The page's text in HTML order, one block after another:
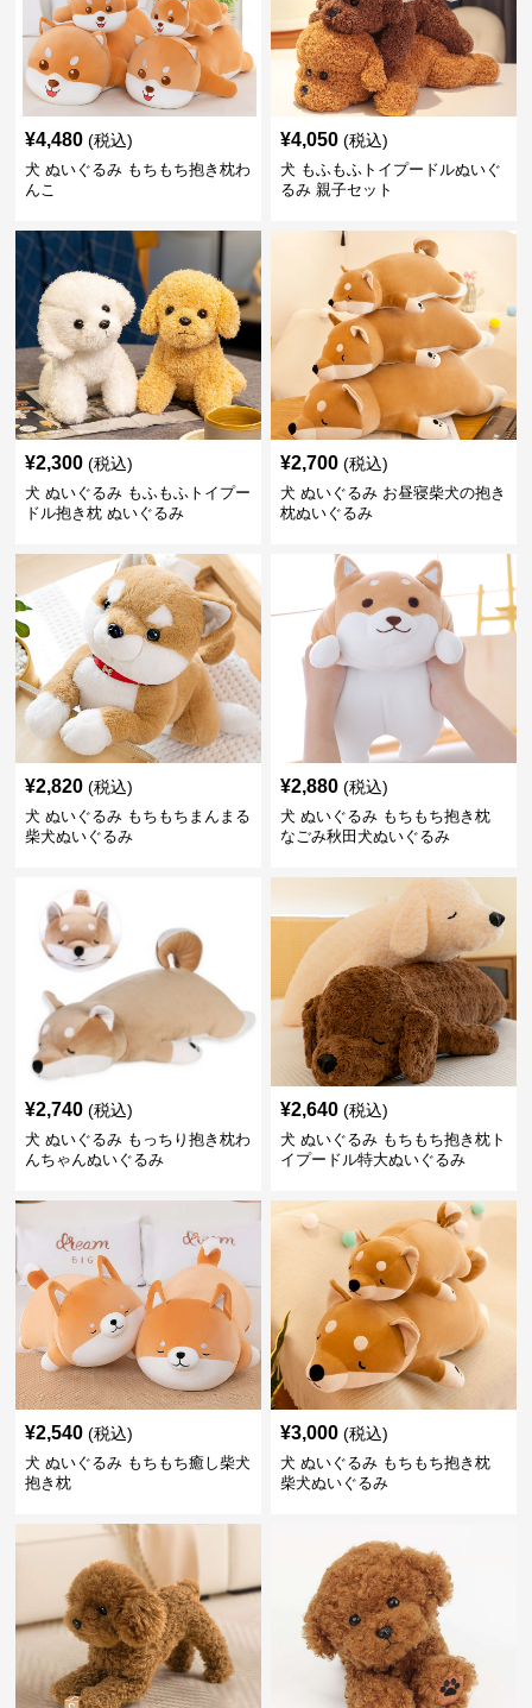
¥4,480 (税込)
犬 ぬいぐるみ もちもち抱き枕わ
んこ
¥4,050 (税込)
犬 もふもふトイプードルぬいぐ
るみ 親子セット
¥2,300 (税込)
犬 ぬいぐるみ もふもふトイプー
ドル抱き枕 ぬいぐるみ
¥2,700 (税込)
犬 ぬいぐるみ お昼寝柴犬の抱き
枕ぬいぐるみ
¥2,820 (税込)
犬 ぬいぐるみ もちもちまんまる
柴犬ぬいぐるみ
¥2,880 (税込)
犬 ぬいぐるみ もちもち抱き枕
なごみ秋田犬ぬいぐるみ
¥2,740 (税込)
犬 ぬいぐるみ もっちり抱き枕わ
んちゃんぬいぐるみ
¥2,640 (税込)
犬 ぬいぐるみ もちもち抱き枕ト
イプードル特大ぬいぐるみ
¥2,540 (税込)
犬 ぬいぐるみ もちもち癒し柴犬
抱き枕
¥3,000 (税込)
犬 ぬいぐるみ もちもち抱き枕
柴犬ぬいぐるみ